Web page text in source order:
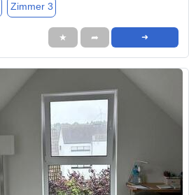
Zimmer 3
★ ➦ ➜